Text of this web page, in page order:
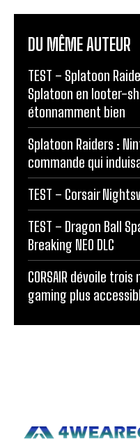
DU MÊME AUTEUR
TEST – Splatoon
Splatoon en looter-
étonnamment bien
Splatoon Raiders :
commande qui
TEST – Corsair
TEST – Dragon Ball
Breaking NEO DLC
CORSAIR dévoile
gaming plus